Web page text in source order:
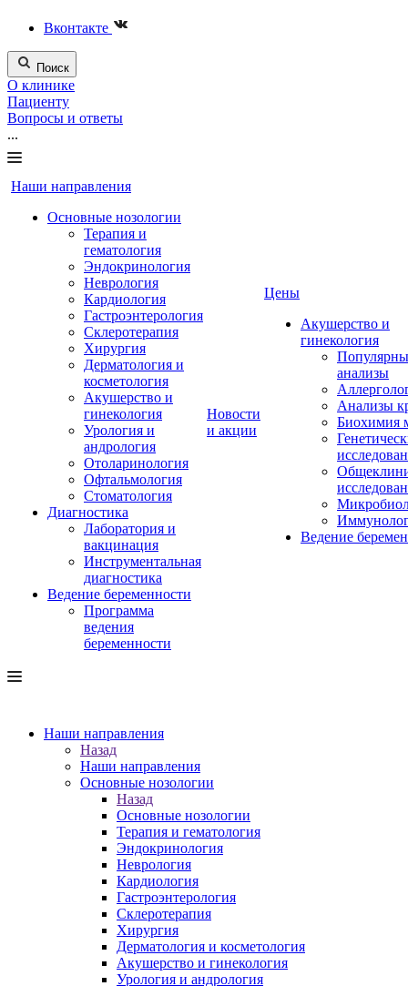
Вконтакте
Поиск
О клинике
Пациенту
Вопросы и ответы
...
Наши направления
Основные нозологии
Терапия и
гематология
Эндокринология
Неврология
Кардиология
Гастроэнтерология
Склеротерапия
Хирургия
Дерматология и
косметология
Акушерство и
гинекология
Урология и
андрология
Отоларинология
Офтальмология
Стоматология
Диагностика
Лаборатория и
вакцинация
Инструментальная
диагностика
Ведение беременности
Программа
ведения
беременности
Новости
и акции
Цены
Акушерство и
гинекология
анализы
Анализы
Биохимия
Ведение
Наши направления
Назад
Наши направления
Основные нозологии
Назад
Основные нозологии
Терапия и гематология
Эндокринология
Неврология
Кардиология
Гастроэнтерология
Склеротерапия
Хирургия
Дерматология и косметология
Акушерство и гинекология
Урология и андрология